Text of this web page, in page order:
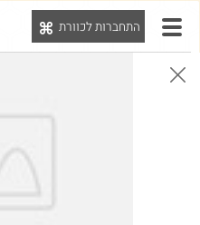
התחברות לכוורת
הבהרה: בי.דילז הינה פלטפורמה חברתית